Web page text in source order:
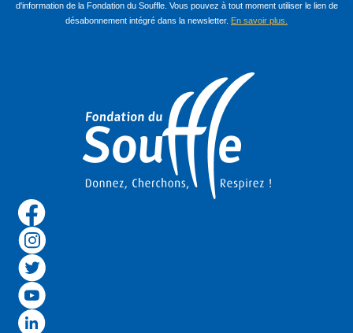
d'information de la Fondation du Souffle. Vous pouvez à tout moment utiliser le lien de
désabonnement intégré dans la newsletter. En savoir plus.
Reseau Sociaux Footer